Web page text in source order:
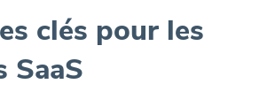
clés pour les
SaaS